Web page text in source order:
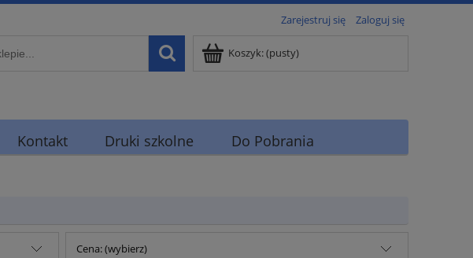
Zarejestruj się Zaloguj się
Koszyk:(pusty)
Kontakt Druki szkolne Do Pobrania
Cena: (wybierz)